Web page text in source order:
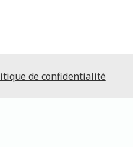
de confidentialité